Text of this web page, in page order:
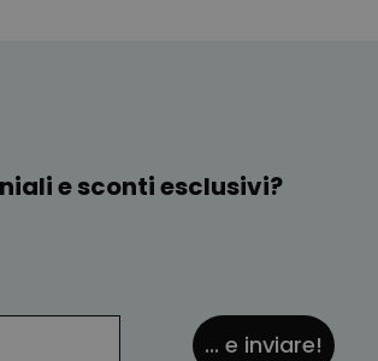
e sconti esclusivi?
... e inviare!